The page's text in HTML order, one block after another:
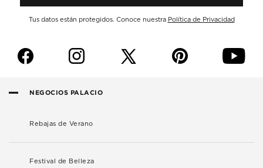
Tus datos están protegidos. Conoce nuestra Política de Privacidad
f i p y
NEGOCIOS PALACIO
Rebajas de Verano
Festival de Belleza